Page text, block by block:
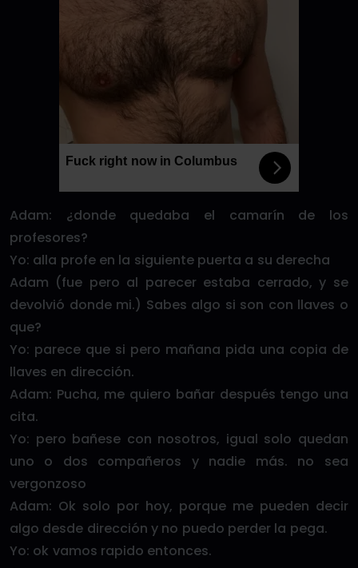
Fuck right now in Columbus
Adam: ¿donde quedaba el camarín de los
profesores?
Yo: alla profe en la siguiente puerta a su derecha
Adam (fue pero al parecer estaba cerrado, y se
devolvió donde mi.) Sabes algo si son con llaves o
que?
Yo: parece que si pero mañana pida una copia de
llaves en dirección.
Adam: Pucha, me quiero bañar después tengo una
cita.
Yo: pero bañese con nosotros, igual solo quedan
uno o dos compañeros y nadie más. no sea
vergonzoso
Adam: Ok solo por hoy, porque me pueden decir
algo desde dirección y no puedo perder la pega.
Yo: ok vamos rapido entonces.